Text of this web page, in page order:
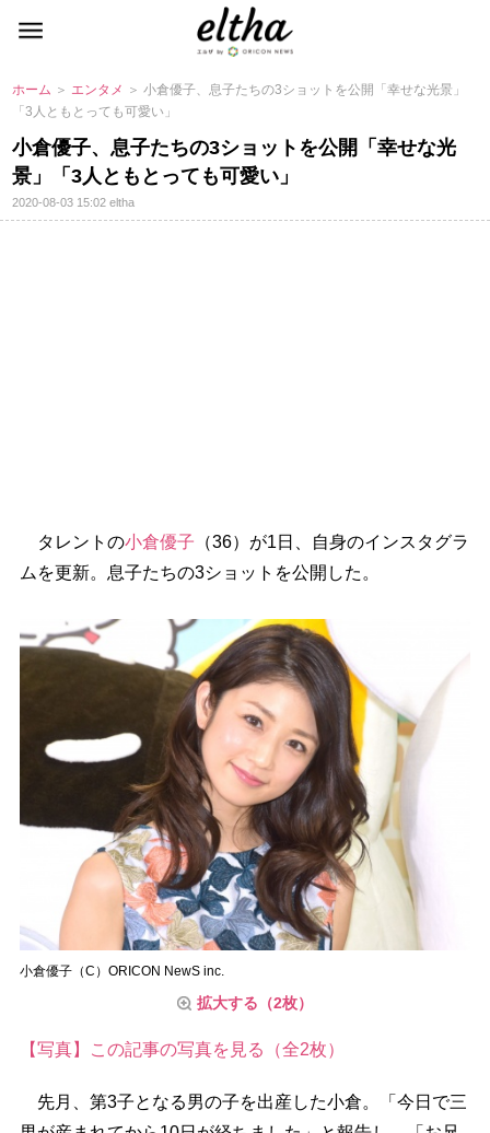
ホーム ＞ エンタメ ＞ 小倉優子、息子たちの3ショットを公開「幸せな光景」
「3人ともとっても可愛い」
小倉優子、息子たちの3ショットを公開「幸せな光
景」「3人ともとっても可愛い」
2020-08-03 15:02eltha
タレントの小倉優子 （36）が1日、自身のインスタグラ
ムを更新。息子たちの3ショットを公開した。
小倉優子（C）ORICON NewS inc.
拡大する（2枚）
【写真】この記事の写真を見る（全2枚）
先月、第3子となる男の子を出産した小倉。「今日で三